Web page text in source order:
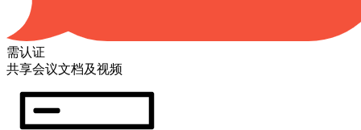
需认证
共享会议文档及视频